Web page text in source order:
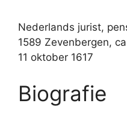
Nederlands jurist,
1589 Zevenbergen,
11 oktober 1617
Biografie